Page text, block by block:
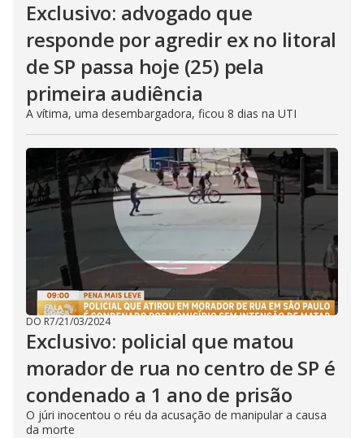
Exclusivo: advogado que
responde por agredir ex no litoral
de SP passa hoje (25) pela
primeira audiência
A vítima, uma desembargadora, ficou 8 dias na UTI
DO R7/21/03/2024
Exclusivo: policial que matou
morador de rua no centro de SP é
condenado a 1 ano de prisão
O júri inocentou o réu da acusação de manipular a causa
da morte